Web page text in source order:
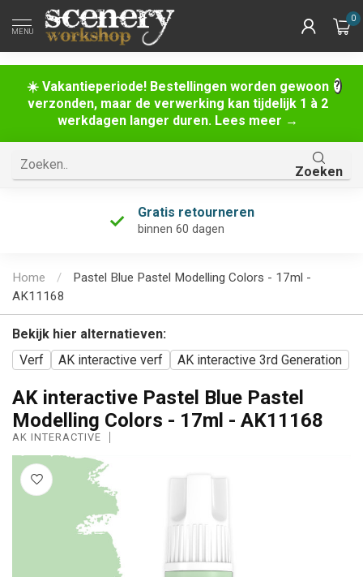
☀️ Vakantieperiode! Bestellingen worden gewoon
verzonden, maar de verwerking kan tijdelijk 1 à 2
werkdagen langer duren. Lees meer →
MENU
0
Zoeken
Gratis retourneren
binnen 60 dagen
Home /
Pastel Blue Pastel Modelling Colors - 17ml -
AK11168
Bekijk hier alternatieven:
Verf
AK interactive verf AK interactive 3rd Generation
AK interactive Pastel Blue Pastel
Modelling Colors - 17ml - AK11168
AK INTERACTIVE